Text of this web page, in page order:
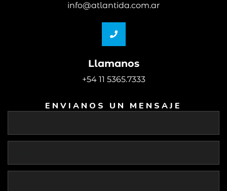
info@atlantida.com.ar
Llamanos
+54 11 5365.7333
ENVIANOS UN MENSAJE